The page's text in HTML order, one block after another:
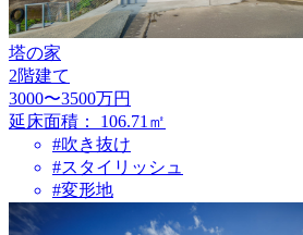
塔の家
2階建て
3000〜3500万円
延床面積：
106.71㎡
#吹き抜け
#スタイリッシュ
#変形地